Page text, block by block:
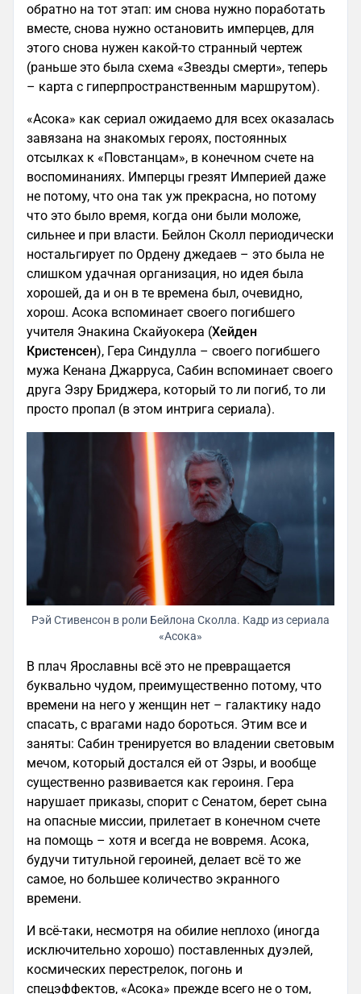
обратно на тот этап: им снова нужно поработать
вместе, снова нужно остановить имперцев, для
этого снова нужен какой-то странный чертеж
(раньше это была схема «Звезды смерти», теперь
– карта с гиперпространственным маршрутом).
«Асока» как сериал ожидаемо для всех оказалась
завязана на знакомых героях, постоянных
отсылках к «Повстанцам», в конечном счете на
воспоминаниях. Имперцы грезят Империей даже
не потому, что она так уж прекрасна, но потому
что это было время, когда они были моложе,
сильнее и при власти. Бейлон Сколл периодически
ностальгирует по Ордену джедаев – это была не
слишком удачная организация, но идея была
хорошей, да и он в те времена был, очевидно,
хорош. Асока вспоминает своего погибшего
учителя Энакина Скайуокера (Хейден
Кристенсен), Гера Синдулла – своего погибшего
мужа Кенана Джарруса, Сабин вспоминает своего
друга Эзру Бриджера, который то ли погиб, то ли
просто пропал (в этом интрига сериала).
Рэй Стивенсон в роли Бейлона Сколла. Кадр из сериала
«Асока»
В плач Ярославны всё это не превращается
буквально чудом, преимущественно потому, что
времени на него у женщин нет – галактику надо
спасать, с врагами надо бороться. Этим все и
заняты: Сабин тренируется во владении световым
мечом, который достался ей от Эзры, и вообще
существенно развивается как героиня. Гера
нарушает приказы, спорит с Сенатом, берет сына
на опасные миссии, прилетает в конечном счете
на помощь – хотя и всегда не вовремя. Асока,
будучи титульной героиней, делает всё то же
самое, но большее количество экранного
времени.
И всё-таки, несмотря на обилие неплохо (иногда
исключительно хорошо) поставленных дуэлей,
космических перестрелок, погонь и
спецэффектов, «Асока» прежде всего не о том,